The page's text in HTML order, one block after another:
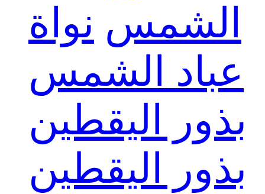
الشمس نواة
عباد الشمس
بذور اليقطين
بذور اليقطين